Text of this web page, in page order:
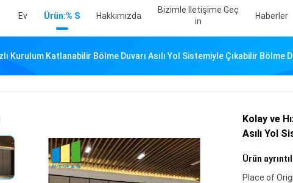
Ev Ürün:% S Hakkımızda
Bizimle Iletişime Geç
In
Haberler
Kurulum Katlanabilir Bölme Duvarı Asılı Yol Sistemiyle Çıkabilir Bölme
Kolay ve
Asılı Yol
Ürün
Place of